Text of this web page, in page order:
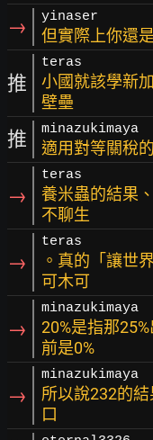
→ yinaser
但實際上你還
推
teras
小國就該學新
壁壘
推 minazukimaya
適用對等關稅
→
teras
養米蟲的結果
不聊生
→
teras
。真的「讓世
可木可
→
minazukimaya
20%是指那
前是0%
→
minazukimaya
所以說232的
口